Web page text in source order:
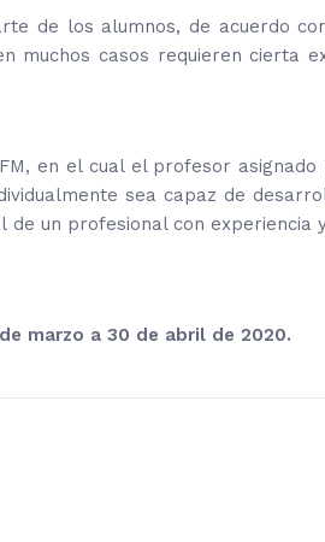
de los alumnos, de acuerdo
muchos casos requieren cierta
en el cual el profesor
sea capaz de
de un profesional con experiencia
marzo a 30 de abril de 2020.